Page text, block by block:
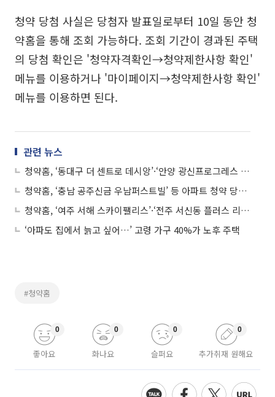
청약 당첨 사실은 당첨자 발표일로부터 10일 동안 청
약홈을 통해 조회 가능하다. 조회 기간이 경과된 주택
의 당첨 확인은 '청약자격확인→청약제한사항 확인'
메뉴를 이용하거나 '마이페이지→청약제한사항 확인'
메뉴를 이용하면 된다.
관련 뉴스
청약홈, ‘동대구 더 센트로 데시앙’·‘안양 광신프로그레스 리버뷰’ 등 아파트 청약 당첨자 발표
청약홈, ‘충남 공주신금 우남퍼스트빌’ 등 아파트 청약 당첨자 발표
청약홈, ‘여주 서해 스카이팰리스’·‘전주 서신동 플러스 리버하임’ 등 아파트 청약 당첨자 발표
‘아파도 집에서 늙고 싶어…’ 고령 가구 40%가 노후 주택
#청약홈
좋아요
0
화나요
0
슬퍼요
0
추가취재 원해요
0